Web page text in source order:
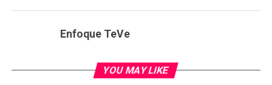
Enfoque TeVe
YOU MAY LIKE